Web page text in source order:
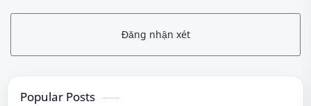
Đăng nhận xét
Popular Posts